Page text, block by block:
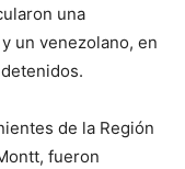
una
un venezolano, en
de la Región
fueron